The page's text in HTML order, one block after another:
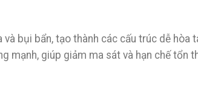
bụi bẩn, tạo thành các cấu trúc dễ hòa
mạnh, giúp giảm ma sát và hạn chế tổn